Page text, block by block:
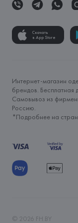
Скачать
в App Store
Интернет-магазин
брендов. Бесплатная
Самовывоз из
Россию.
*Подробнее на
© 2026 FH.BY